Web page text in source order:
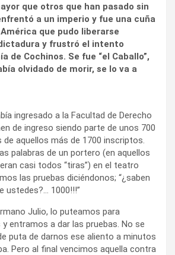
que otros que han pasado sin
a un imperio y fue una cuña
que pudo liberarse
y frustró el intento
de Cochinos. Se fue “el Caballo”,
olvidado de morir, se lo va a
ingresado a la Facultad de Derecho
de ingreso siendo parte de unos 700
de aquellos más de 1700 inscriptos.
palabras de un portero (en aquellos
casi todos “tiras”) en el teatro
las pruebas diciéndonos; “¿saben
ustedes?… 1000!!!”
Julio, lo puteamos para
entramos a dar las pruebas. No se
puta de darnos ese aliento a minutos
Pero al final vencimos aquella contra